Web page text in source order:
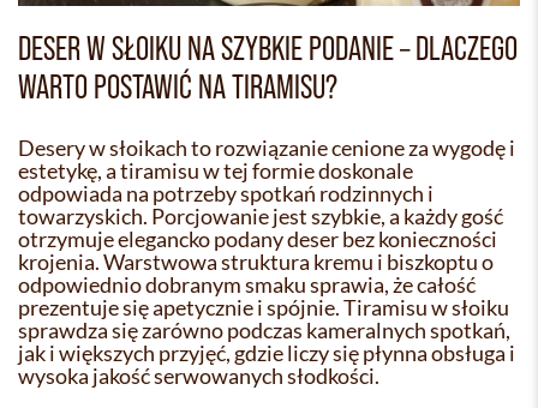
DESER W SŁOIKU NA SZYBKIE PODANIE – DLACZEGO
WARTO POSTAWIĆ NA TIRAMISU?
Desery w słoikach to rozwiązanie cenione za wygodę i
estetykę, a tiramisu w tej formie doskonale
odpowiada na potrzeby spotkań rodzinnych i
towarzyskich. Porcjowanie jest szybkie, a każdy gość
otrzymuje elegancko podany deser bez konieczności
krojenia. Warstwowa struktura kremu i biszkoptu o
odpowiednio dobranym smaku sprawia, że całość
prezentuje się apetycznie i spójnie. Tiramisu w słoiku
sprawdza się zarówno podczas kameralnych spotkań,
jak i większych przyjęć, gdzie liczy się płynna obsługa i
wysoka jakość serwowanych słodkości.